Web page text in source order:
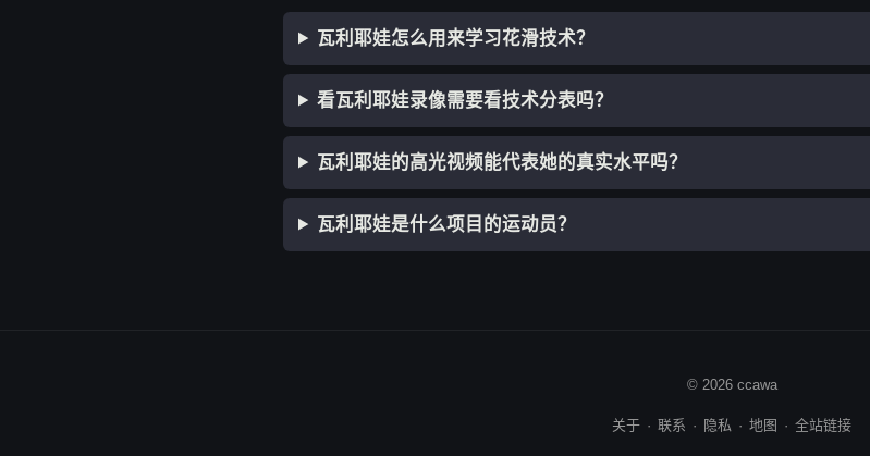
瓦利耶娃怎么用来学习花滑技术？
看瓦利耶娃录像需要看技术分表吗？
瓦利耶娃的高光视频能代表她的真实水平吗？
瓦利耶娃是什么项目的运动员？
© 2026 ccawa
关于 · 联系 · 隐私 · 地图 · 全站链接